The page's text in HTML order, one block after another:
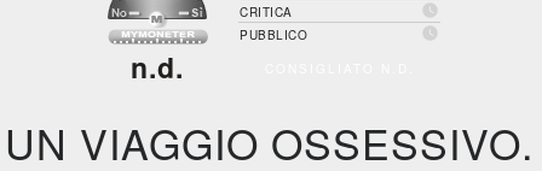
n.d.
CRITICA 
PUBBLICO 
UN VIAGGIO OSSESSIVO.